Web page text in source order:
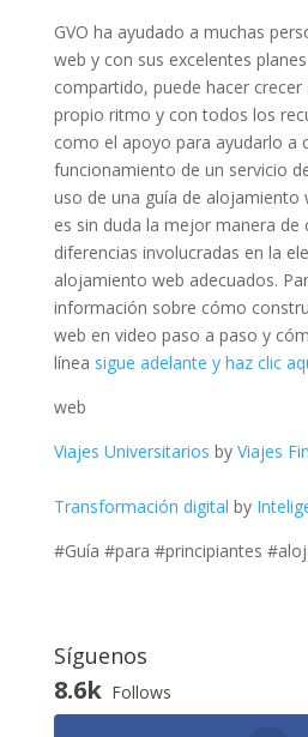
GVO ha ayudado a muchas
web y con sus excelentes
compartido, puede hacer crecer
propio ritmo y con todos los
como el apoyo para ayudarlo a
funcionamiento de un servicio
uso de una guía de alojamiento
es sin duda la mejor manera de
diferencias involucradas en la
alojamiento web adecuados.
información sobre cómo
web en video paso a paso y
línea sigue adelante y haz clic
web
Viajes Universitarios by Viajes
Transformación digital by
#Guía #para #principiantes
Síguenos
8.6k Follows